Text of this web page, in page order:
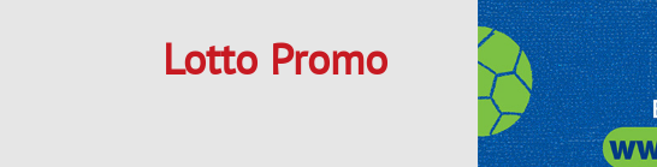
Lotto Promo